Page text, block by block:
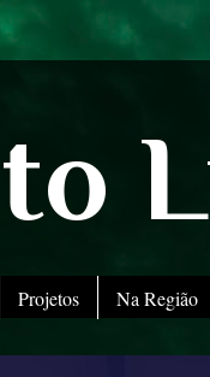
Projetos Na Região